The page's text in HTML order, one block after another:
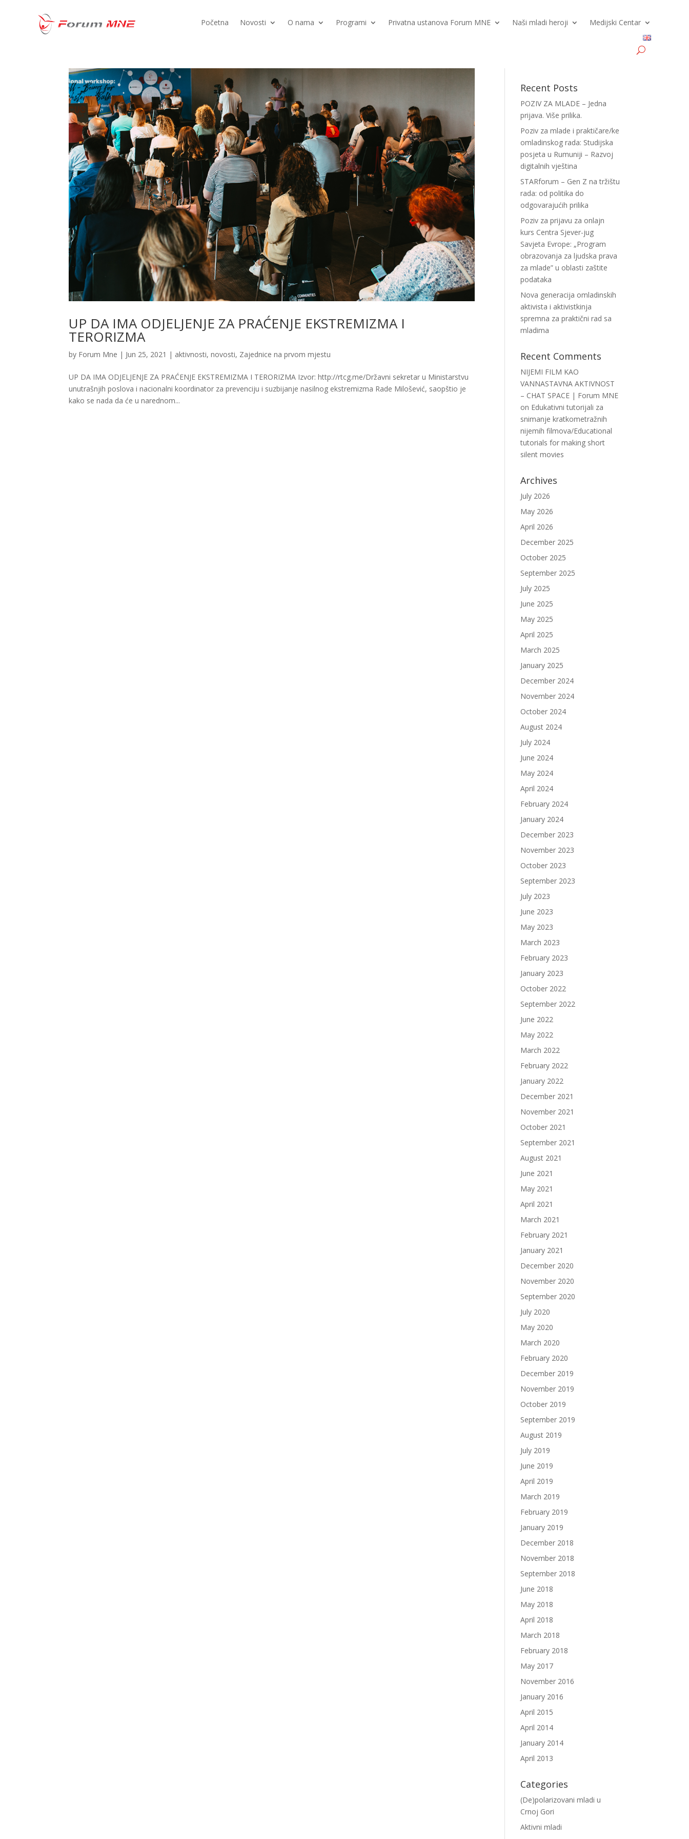
Početna Novosti O nama Programi Privatna ustanova Forum MNE Naši mladi heroji Medijski Centar
UP DA IMA ODJELJENJE ZA PRAĆENJE EKSTREMIZMA I
TERORIZMA
by Forum Mne | Jun 25, 2021 | aktivnosti,novosti, Zajednice na prvom mjestu
UP DA IMA ODJELJENJE ZA PRAĆENJE EKSTREMIZMA I TERORIZMA Izvor: http://rtcg.me/Državni sekretar u Ministarstvu
unutrašnjih poslova i nacionalni koordinator za prevenciju i suzbijanje nasilnog ekstremizma Rade Milošević, saopštio je
kako se nada da će u narednom...
Recent Posts
POZIV ZA MLADE – Jedna
prijava. Više prilika.
Poziv za mlade i praktičare/ke
omladinskog rada: Studijska
posjeta u Rumuniji – Razvoj
digitalnih vještina
STARforum – Gen Z na tržištu
rada: od politika do
odgovarajućih prilika
Poziv za prijavu za onlajn
kurs Centra Sjever-jug
Savjeta Evrope: „Program
obrazovanja za ljudska prava
za mlade” u oblasti zaštite
podataka
Nova generacija omladinskih
aktivista i aktivistkinja
spremna za praktični rad sa
mladima
Recent Comments
NIJEMI FILM KAO
VANNASTAVNA AKTIVNOST
– CHAT SPACE | Forum MNE
on Edukativni tutorijali za
snimanje kratkometražnih
nijemih filmova/Educational
tutorials for making short
silent movies
Archives
July 2026
May 2026
April 2026
December 2025
October 2025
September 2025
July 2025
June 2025
May 2025
April 2025
March 2025
January 2025
December 2024
November 2024
October 2024
August 2024
July 2024
June 2024
May 2024
April 2024
February 2024
January 2024
December 2023
November 2023
October 2023
September 2023
July 2023
June 2023
May 2023
March 2023
February 2023
January 2023
October 2022
September 2022
June 2022
May 2022
March 2022
February 2022
January 2022
December 2021
November 2021
October 2021
September 2021
August 2021
June 2021
May 2021
April 2021
March 2021
February 2021
January 2021
December 2020
November 2020
September 2020
July 2020
May 2020
March 2020
February 2020
December 2019
November 2019
October 2019
September 2019
August 2019
July 2019
June 2019
April 2019
March 2019
February 2019
January 2019
December 2018
November 2018
September 2018
June 2018
May 2018
April 2018
March 2018
February 2018
May 2017
November 2016
January 2016
April 2015
April 2014
January 2014
April 2013
Categories
(De)polarizovani mladi u
Crnoj Gori
Aktivni mladi